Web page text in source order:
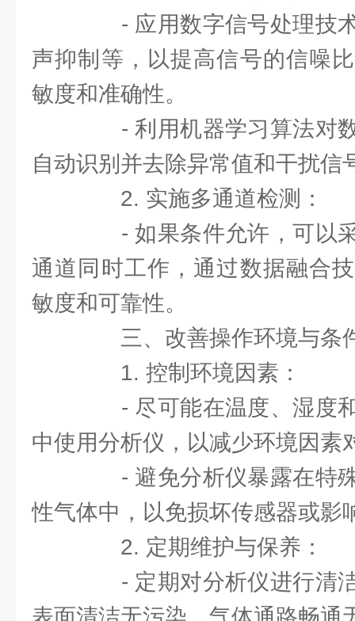
- 应用数字信号处理技术
声抑制等，以提高信号的信噪
敏度和准确性。
- 利用机器学习算法对数
自动识别并去除异常值和干扰信
2. 实施多通道检测：
- 如果条件允许，可以采
通道同时工作，通过数据融合
敏度和可靠性。
三、改善操作环境与条
1. 控制环境因素：
- 尽可能在温度、湿度和
中使用分析仪，以减少环境因素
- 避免分析仪暴露在特殊
性气体中，以免损坏传感器或影
2. 定期维护与保养：
- 定期对分析仪进行清洁